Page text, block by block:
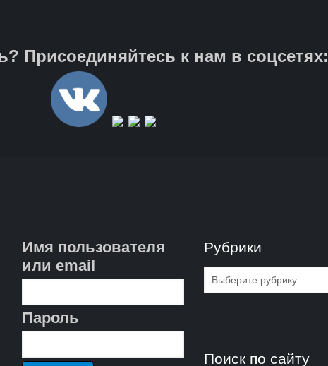
Присоединяйтесь к нам в соцсетях:
Имя пользователя
или email
Пароль
Рубрики
Рубрики
Поиск по сайту